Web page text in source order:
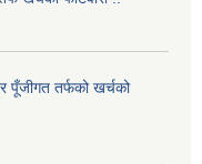
पूँजीगत तर्फको खर्चको